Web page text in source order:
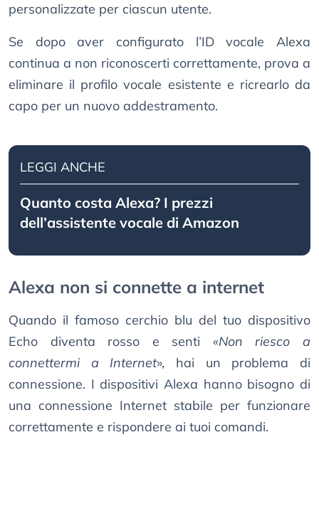
personalizzate per ciascun utente.
Se dopo aver configurato l’ID vocale Alexa
continua a non riconoscerti correttamente, prova a
eliminare il profilo vocale esistente e ricrearlo da
capo per un nuovo addestramento.
LEGGI ANCHE
Quanto costa Alexa? I prezzi
dell’assistente vocale di Amazon
Alexa non si connette a internet
Quando il famoso cerchio blu del tuo dispositivo
Echo diventa rosso e senti «Non riesco a
connettermi a Internet», hai un problema di
connessione. I dispositivi Alexa hanno bisogno di
una connessione Internet stabile per funzionare
correttamente e rispondere ai tuoi comandi.